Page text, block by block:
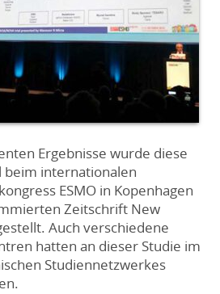
Ergebnisse wurde diese
beim internationalen
ESMO in Kopenhagen
Zeitschrift New
Auch verschiedene
hatten an dieser Studie im
Studiennetzwerkes